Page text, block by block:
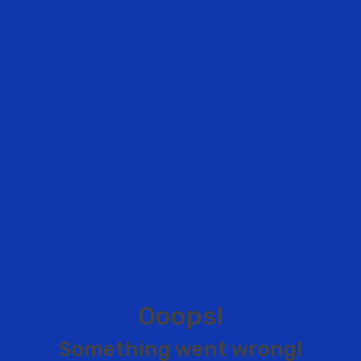
Ooops!
Something went wrong!